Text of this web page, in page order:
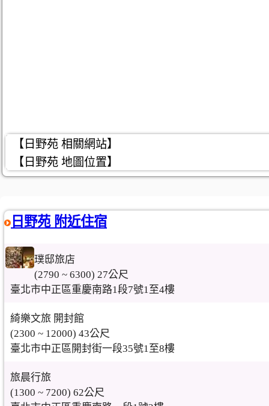
【日野苑 相關網站】
【日野苑 地圖位置】
日野苑 附近住宿
璞邸旅店
(2790 ~ 6300) 27公尺
臺北市中正區重慶南路1段7號1至4樓
綺樂文旅 開封館
(2300 ~ 12000) 43公尺
臺北市中正區開封街一段35號1至8樓
旅晨行旅
(1300 ~ 7200) 62公尺